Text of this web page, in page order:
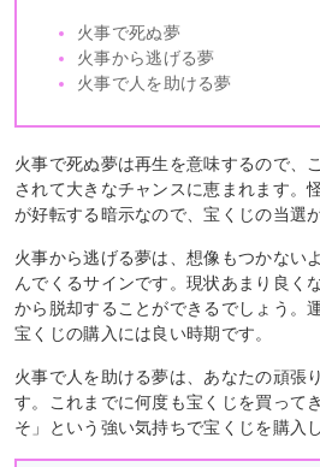
火事で死ぬ夢
火事から逃げる夢
火事で人を助ける夢
火事で死ぬ夢は再生を意味するので、
されて大きなチャンスに恵まれます。
が好転する暗示なので、宝くじの当選
火事から逃げる夢は、想像もつかない
んでくるサインです。現状あまり良く
から脱却することができるでしょう。
宝くじの購入には良い時期です。
火事で人を助ける夢は、あなたの頑張
す。これまでに何度も宝くじを買って
そ」という強い気持ちで宝くじを購入